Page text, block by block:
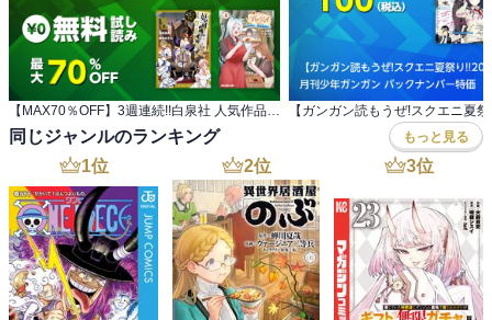
同じジャンルのランキング もっと見る
1位 2位 3位